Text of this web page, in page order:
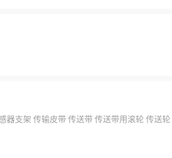
器支架 传输皮带 传送带 传送带用滚轮 传送轮